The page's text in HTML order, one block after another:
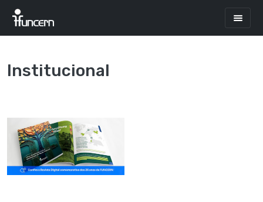
Institucional